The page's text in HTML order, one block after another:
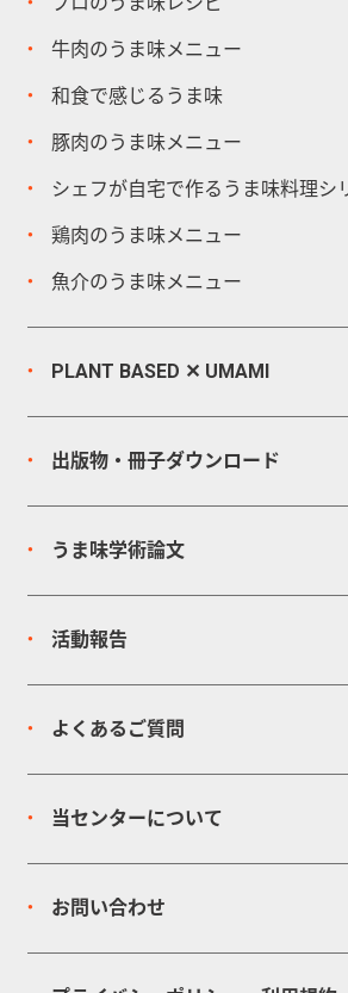
牛肉のうま味メニュー
和食で感じるうま味
豚肉のうま味メニュー
シェフが自宅で作るうま味料理シ
鶏肉のうま味メニュー
魚介のうま味メニュー
PLANT BASED ✕ UMAMI
出版物・冊子ダウンロード
うま味学術論文
活動報告
よくあるご質問
当センターについて
お問い合わせ